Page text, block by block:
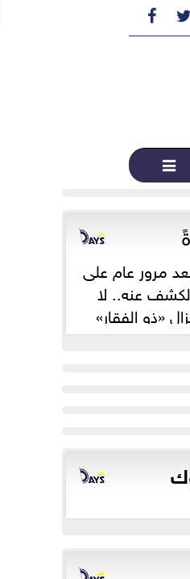
 

مرور عام على
عنه.. لا
«ذو الفقار»